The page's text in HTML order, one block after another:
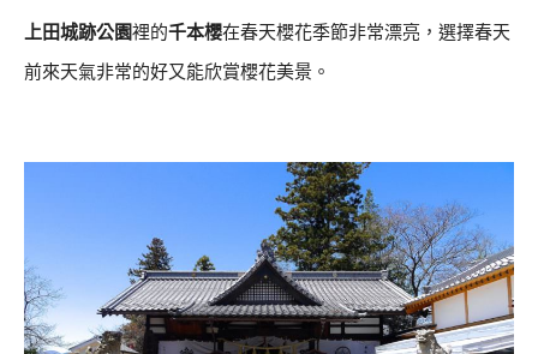
上田城跡公園裡的千本櫻在春天櫻花季節非常漂亮，選擇春天
前來天氣非常的好又能欣賞櫻花美景。